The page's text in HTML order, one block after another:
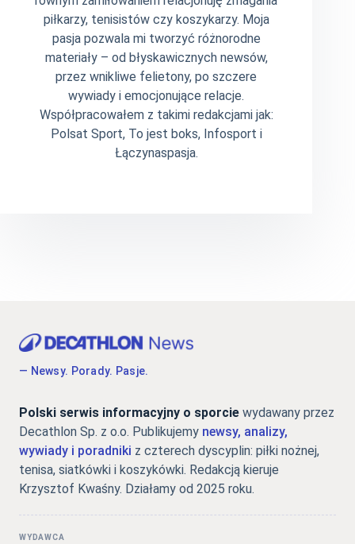
piłkarzy, tenisistów czy koszykarzy. Moja
pasja pozwala mi tworzyć różnorodne
materiały – od błyskawicznych newsów,
przez wnikliwe felietony, po szczere
wywiady i emocjonujące relacje.
Współpracowałem z takimi redakcjami jak:
Polsat Sport, To jest boks, Infosport i
Łączynaspasja.
— Newsy. Porady. Pasje.
Polski serwis informacyjny o sporcie wydawany przez
Decathlon Sp. z o.o. Publikujemy newsy, analizy,
wywiady i poradniki z czterech dyscyplin: piłki nożnej,
tenisa, siatkówki i koszykówki. Redakcją kieruje
Krzysztof Kwaśny. Działamy od 2025 roku.
WYDAWCA